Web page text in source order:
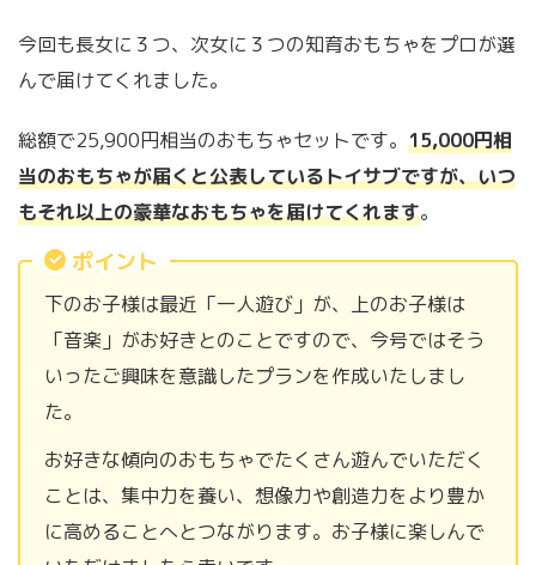
今回も長女に３つ、次女に３つの知育おもちゃをプロが選
んで届けてくれました。
総額で25,900円相当のおもちゃセットです。 15,000円相
当のおもちゃが届くと公表しているトイサブですが、いつ
もそれ以上の豪華なおもちゃを届けてくれます。
ポイント
下のお子様は最近「一人遊び」が、上のお子様は
「音楽」がお好きとのことですので、今号ではそう
いったご興味を意識したプランを作成いたしまし
た。
お好きな傾向のおもちゃでたくさん遊んでいただく
ことは、集中力を養い、想像力や創造力をより豊か
に高めることへとつながります。お子様に楽しんで